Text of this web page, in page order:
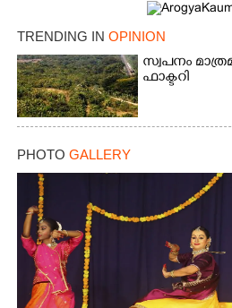
TRENDING IN OPINION
സ്വപനം
ഫാക്ടറി
PHOTO GALLERY